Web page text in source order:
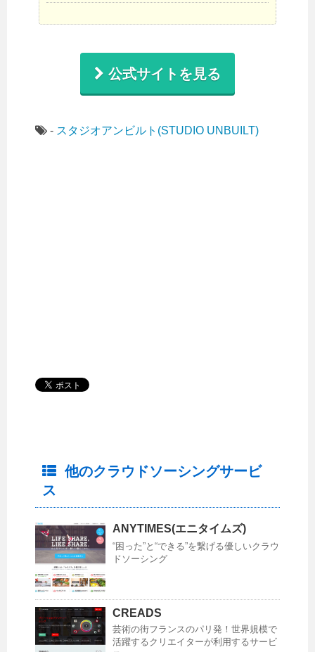
公式サイトを見る
- スタジオアンビルト(STUDIO UNBUILT)
他のクラウドソーシングサービ
ス
ANYTIMES(エニタイムズ)
“困った”と“できる”を繋げる優しいクラウ
ドソーシング
CREADS
芸術の街フランスのパリ発！世界規模で
活躍するクリエイターが利用するサービ